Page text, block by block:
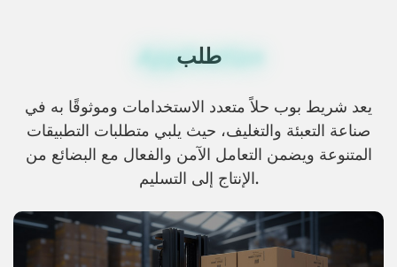
طلب
Application
يعد شريط بوب حلاً متعدد الاستخدامات وموثوقًا به في
صناعة التعبئة والتغليف، حيث يلبي متطلبات التطبيقات
المتنوعة ويضمن التعامل الآمن والفعال مع البضائع من
الإنتاج إلى التسليم.